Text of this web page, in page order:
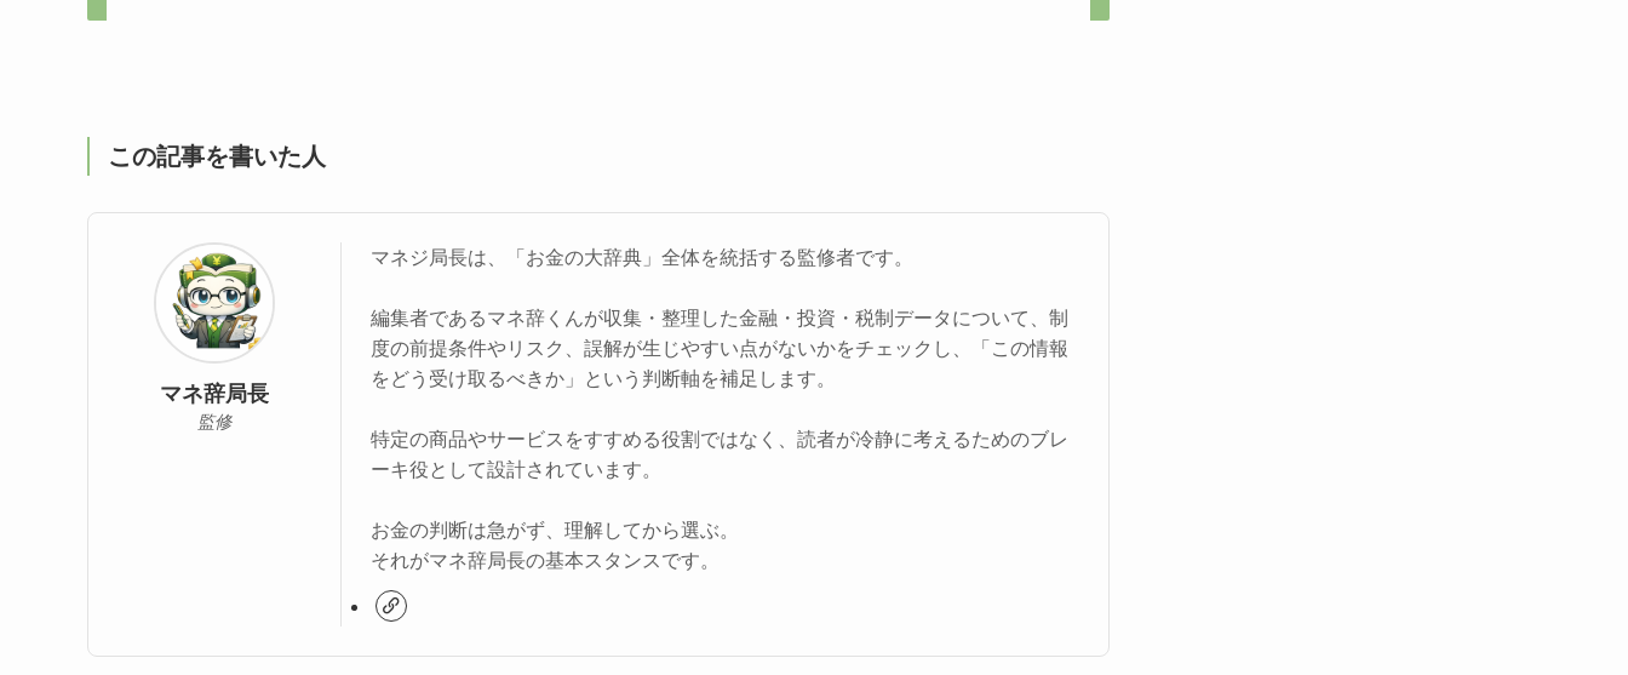
この記事を書いた人
マネ辞局長
監修
マネジ局長は、「お金の大辞典」全体を統括する監修者です。
編集者であるマネ辞くんが収集・整理した金融・投資・税制データについて、制
度の前提条件やリスク、誤解が生じやすい点がないかをチェックし、「この情報
をどう受け取るべきか」という判断軸を補足します。
特定の商品やサービスをすすめる役割ではなく、読者が冷静に考えるためのブレ
ーキ役として設計されています。
お金の判断は急がず、理解してから選ぶ。
それがマネ辞局長の基本スタンスです。